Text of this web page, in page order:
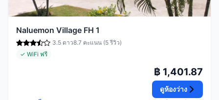
Naluemon Village FH 1
3.5 ดาว8.7 คะแนน (5 รีวิว)
✓ WiFi ฟรี
฿ 1,401.87
ดูห้องว่าง